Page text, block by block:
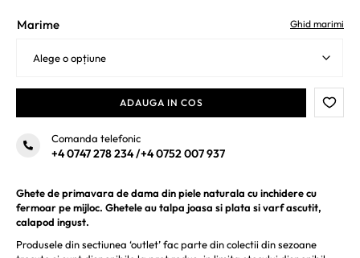
Ghid marimi
Marime
ADAUGA IN COS
Comanda telefonic
+4 0747 278 234/+4 0752 007 937
Ghete de primavara de dama din piele naturala cu inchidere cu
fermoar pe mijloc. Ghetele au talpa joasa si plata si varf ascutit,
calapod ingust.
Produsele din sectiunea ‘outlet’ fac parte din colectii din sezoane